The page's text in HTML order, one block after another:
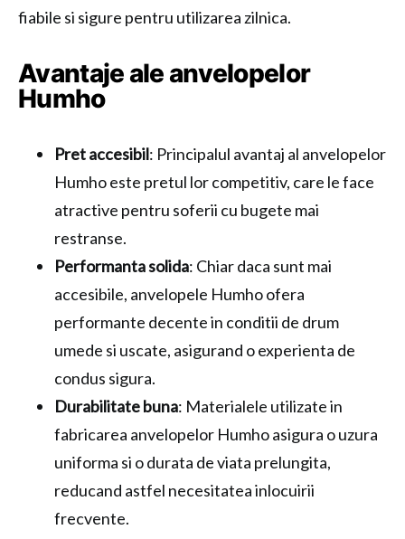
fiabile si sigure pentru utilizarea zilnica.
Avantaje ale anvelopelor
Humho
Pret accesibil: Principalul avantaj al anvelopelor
Humho este pretul lor competitiv, care le face
atractive pentru soferii cu bugete mai
restranse.
Performanta solida: Chiar daca sunt mai
accesibile, anvelopele Humho ofera
performante decente in conditii de drum
umede si uscate, asigurand o experienta de
condus sigura.
Durabilitate buna: Materialele utilizate in
fabricarea anvelopelor Humho asigura o uzura
uniforma si o durata de viata prelungita,
reducand astfel necesitatea inlocuirii
frecvente.